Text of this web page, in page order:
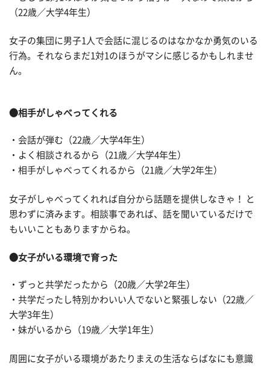
（22歳／大学4年生）
女子の集団に男子1人で会話に混じるのはなかなか勇気のいる
行為。それならまだ1対1のほうがマシに感じるかもしれませ
ん。
●相手がしゃべってくれる
・会話が弾む（22歳／大学4年生）
・よく相談されるから（21歳／大学4年生）
・相手がしゃべってくれるから（21歳／大学2年生）
女子がしゃべってくれれば自分から話題を提供しなきゃ！ と
思わずに済みます。相談事であれば、話を聞いているだけで
もいいこともありますからね。
●女子がいる環境で育った
・ずっと共学だったから（20歳／大学2年生）
・共学だったし特別かわいい人でないと緊張しない（22歳／
大学3年生）
・妹がいるから（19歳／大学1年生）
周囲に女子がいる環境があたりまえの生活ならばなにも意識